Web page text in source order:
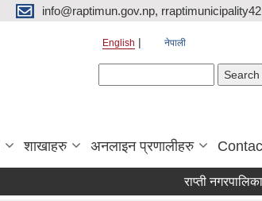
info@raptimun.gov.np,
English नेपाली
शाखाहरु अनलाइन प्रणालीहरु
राप्ती नगरपालिका